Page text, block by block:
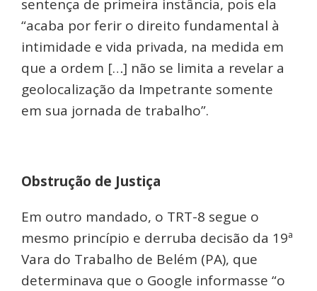
sentença de primeira instância, pois ela
“acaba por ferir o direito fundamental à
intimidade e vida privada, na medida em
que a ordem […] não se limita a revelar a
geolocalização da Impetrante somente
em sua jornada de trabalho”.
Obstrução de Justiça
Em outro mandado, o TRT-8 segue o
mesmo princípio e derruba decisão da 19ª
Vara do Trabalho de Belém (PA), que
determinava que o Google informasse “o